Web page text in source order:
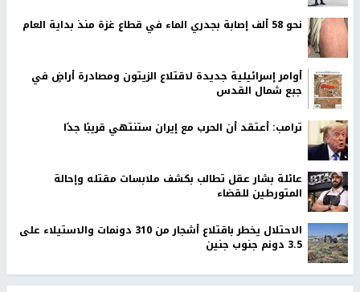
نحو 58 ألف إصابة بجدري الماء في قطاع غزة منذ بداية العام
أوامر إسرائيلية جديدة لاقتلاع الزيتون ومصادرة أراضٍ في
جبع شمال القدس
ترامب: أعتقد أن الحرب مع إيران ستنتهي قريبًا جدًا
عائلة بشار عقل تطالب بكشف ملابسات مقتله وإحالة
المتورطين للقضاء
الاحتلال يخطر باقتلاع أشجار من 310 دونمات والاستيلاء على
3.5 دونم جنوب جنين